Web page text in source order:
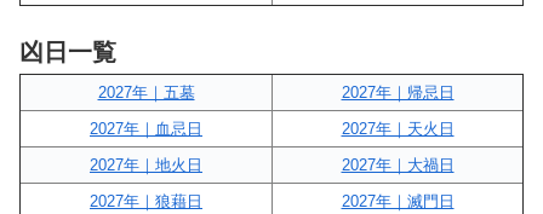
凶日一覧
2027年｜五墓
2027年｜帰忌日
2027年｜血忌日
2027年｜天火日
2027年｜地火日
2027年｜大禍日
2027年｜狼藉日
2027年｜滅門日